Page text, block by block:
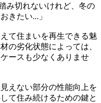
み切れないけれど、冬の
きたい...」
て住まいを再生できる魅
の劣化状態によっては、
ースも少なくありませ
えない部分の性能向上を
て住み続けるための鍵と